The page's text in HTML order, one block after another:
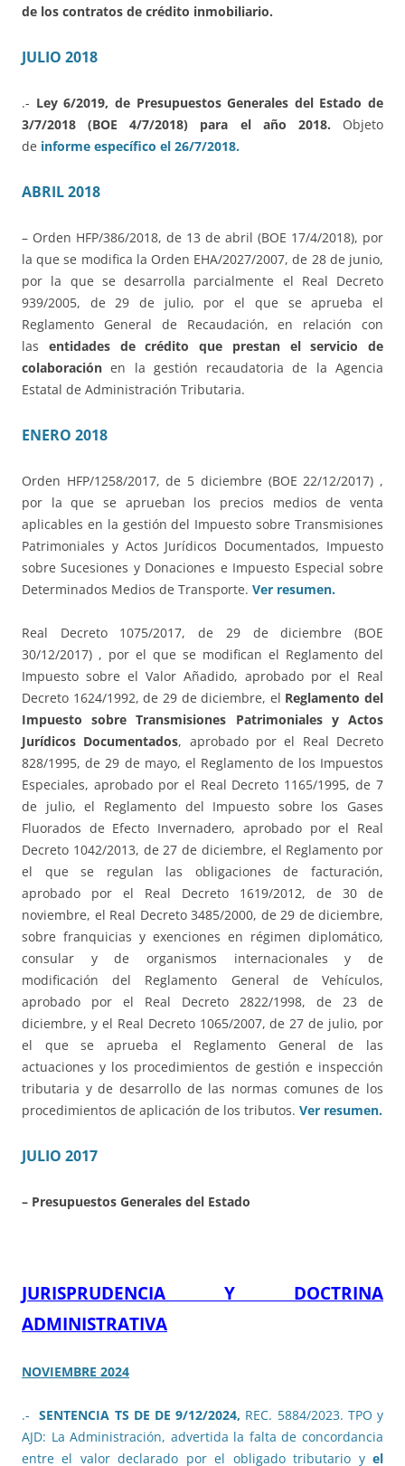
de los contratos de crédito inmobiliario.
JULIO 2018
.- Ley 6/2019, de Presupuestos Generales del Estado de
3/7/2018 (BOE 4/7/2018) para el año 2018. Objeto
de informe específico el 26/7/2018.
ABRIL 2018
– Orden HFP/386/2018, de 13 de abril (BOE 17/4/2018), por
la que se modifica la Orden EHA/2027/2007, de 28 de junio,
por la que se desarrolla parcialmente el Real Decreto
939/2005, de 29 de julio, por el que se aprueba el
Reglamento General de Recaudación, en relación con
las entidades de crédito que prestan el servicio de
colaboración en la gestión recaudatoria de la Agencia
Estatal de Administración Tributaria.
ENERO 2018
Orden HFP/1258/2017, de 5 diciembre (BOE 22/12/2017) ,
por la que se aprueban los precios medios de venta
aplicables en la gestión del Impuesto sobre Transmisiones
Patrimoniales y Actos Jurídicos Documentados, Impuesto
sobre Sucesiones y Donaciones e Impuesto Especial sobre
Determinados Medios de Transporte. Ver resumen.
Real Decreto 1075/2017, de 29 de diciembre (BOE
30/12/2017) , por el que se modifican el Reglamento del
Impuesto sobre el Valor Añadido, aprobado por el Real
Decreto 1624/1992, de 29 de diciembre, el Reglamento del
Impuesto sobre Transmisiones Patrimoniales y Actos
Jurídicos Documentados, aprobado por el Real Decreto
828/1995, de 29 de mayo, el Reglamento de los Impuestos
Especiales, aprobado por el Real Decreto 1165/1995, de 7
de julio, el Reglamento del Impuesto sobre los Gases
Fluorados de Efecto Invernadero, aprobado por el Real
Decreto 1042/2013, de 27 de diciembre, el Reglamento por
el que se regulan las obligaciones de facturación,
aprobado por el Real Decreto 1619/2012, de 30 de
noviembre, el Real Decreto 3485/2000, de 29 de diciembre,
sobre franquicias y exenciones en régimen diplomático,
consular y de organismos internacionales y de
modificación del Reglamento General de Vehículos,
aprobado por el Real Decreto 2822/1998, de 23 de
diciembre, y el Real Decreto 1065/2007, de 27 de julio, por
el que se aprueba el Reglamento General de las
actuaciones y los procedimientos de gestión e inspección
tributaria y de desarrollo de las normas comunes de los
procedimientos de aplicación de los tributos. Ver resumen.
JULIO 2017
– Presupuestos Generales del Estado
JURISPRUDENCIA Y DOCTRINA
ADMINISTRATIVA
NOVIEMBRE 2024
.-SENTENCIA TS DE DE 9/12/2024, REC. 5884/2023. TPO y
AJD: La Administración, advertida la falta de concordancia
entre el valor declarado por el obligado tributario y el